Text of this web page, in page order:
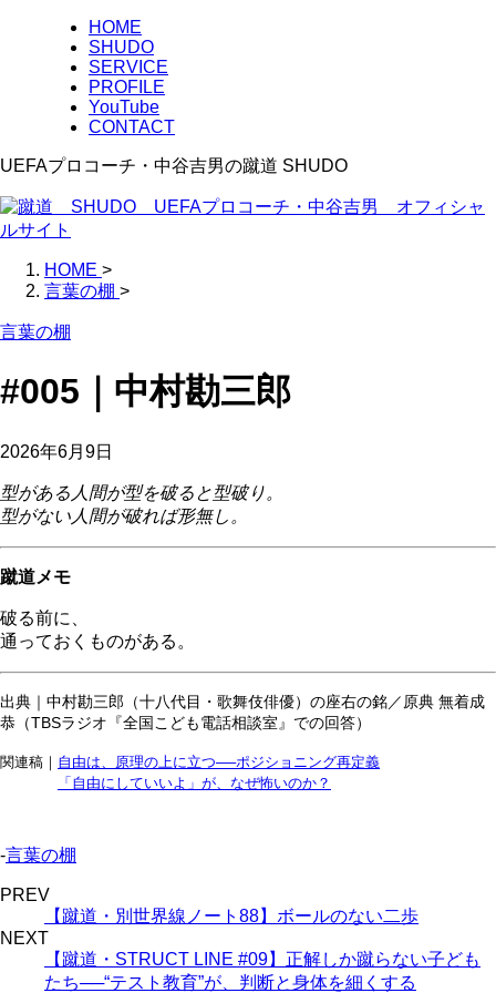
HOME
SHUDO
SERVICE
PROFILE
YouTube
CONTACT
UEFAプロコーチ・中谷吉男の蹴道 SHUDO
HOME >
言葉の棚 >
言葉の棚
#005｜中村勘三郎
2026年6月9日
型がある人間が型を破ると型破り。
型がない人間が破れば形無し。
蹴道メモ
破る前に、
通っておくものがある。
出典｜中村勘三郎（十八代目・歌舞伎俳優）の座右の銘／原典 無着成
恭（TBSラジオ『全国こども電話相談室』での回答）
関連稿｜ 自由は、原理の上に立つ──ポジショニング再定義
「自由にしていいよ」が、なぜ怖いのか？
-言葉の棚
PREV
【蹴道・別世界線ノート88】ボールのない二歩
NEXT
【蹴道・STRUCT LINE #09】正解しか蹴らない子ども
たち──“テスト教育”が、判断と身体を細くする